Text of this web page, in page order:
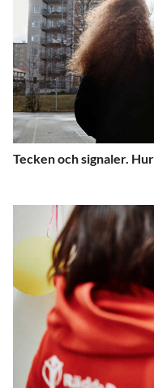
Tecken och signaler.